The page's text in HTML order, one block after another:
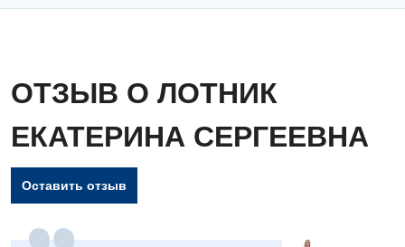
Вакансии
Диагностика
ОТЗЫВ О ЛОТНИК
ЕКАТЕРИНА СЕРГЕЕВНА
Оставить отзыв